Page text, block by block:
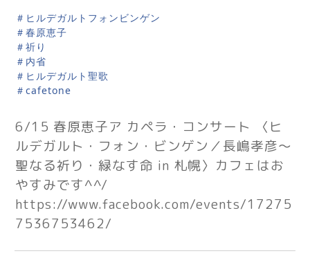
＃ヒルデガルトフォンビンゲン
＃春原恵子
＃祈り
＃内省
＃ヒルデガルト聖歌
＃cafetone
6/15 春原恵子ア カペラ・コンサート 〈ヒ
ルデガルト・フォン・ビンゲン／長嶋孝彦〜
聖なる祈り・緑なす命 in 札幌〉カフェはお
やすみです^^/
https://www.facebook.com/events/17275
7536753462/